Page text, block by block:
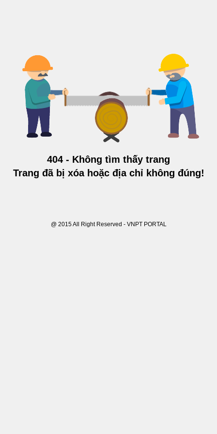
404 - Không tìm thấy trang
Trang đã bị xóa hoặc địa chỉ không đúng!
@ 2015 All Right Reserved - VNPT PORTAL